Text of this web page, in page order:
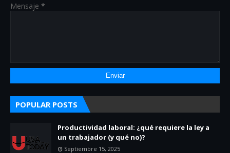
Mensaje *
POPULAR POSTS
Productividad laboral: ¿qué requiere la ley a
un trabajador (y qué no)?
Septiembre 15, 2025